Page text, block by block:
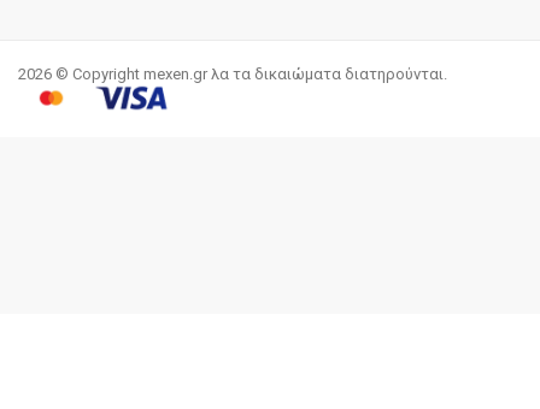
2026 © Copyright mexen.gr λα τα δικαιώματα διατηρούνται.